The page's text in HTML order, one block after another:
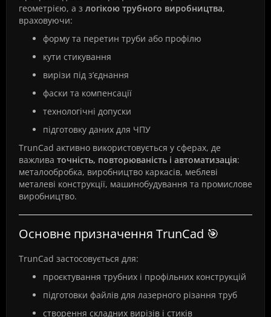
геометрією, а з логікою трубного виробництва,
враховуючи:
форму та перетин труби або профілю
кути стикування
вирізи під з’єднання
фаски та компенсації
технологічні допуски
підготовку даних для ЧПУ
TrunCad активно використовується у сферах, де
важлива точність, повторюваність і автоматизація:
металообробка, виробництво каркасів, меблеві
металеві конструкції, машинобудування та промислове
виробництво.
Основне призначення TrunCad 🎯
TrunCad застосовується для:
проєктування трубних і профільних конструкцій
підготовки файлів для лазерного різання труб
створення складних вирізів і стиків